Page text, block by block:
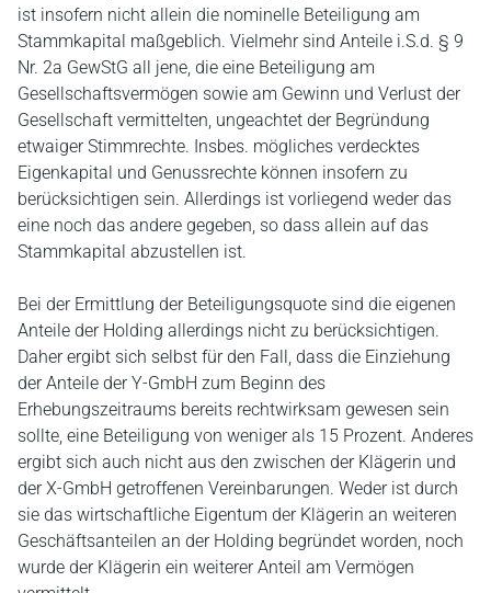
ist insofern nicht allein die nominelle Beteiligung am
Stammkapital maßgeblich. Vielmehr sind Anteile i.S.d. § 9
Nr. 2a GewStG all jene, die eine Beteiligung am
Gesellschaftsvermögen sowie am Gewinn und Verlust der
Gesellschaft vermittelten, ungeachtet der Begründung
etwaiger Stimmrechte. Insbes. mögliches verdecktes
Eigenkapital und Genussrechte können insofern zu
berücksichtigen sein. Allerdings ist vorliegend weder das
eine noch das andere gegeben, so dass allein auf das
Stammkapital abzustellen ist.
Bei der Ermittlung der Beteiligungsquote sind die eigenen
Anteile der Holding allerdings nicht zu berücksichtigen.
Daher ergibt sich selbst für den Fall, dass die Einziehung
der Anteile der Y-GmbH zum Beginn des
Erhebungszeitraums bereits rechtwirksam gewesen sein
sollte, eine Beteiligung von weniger als 15 Prozent. Anderes
ergibt sich auch nicht aus den zwischen der Klägerin und
der X-GmbH getroffenen Vereinbarungen. Weder ist durch
sie das wirtschaftliche Eigentum der Klägerin an weiteren
Geschäftsanteilen an der Holding begründet worden, noch
wurde der Klägerin ein weiterer Anteil am Vermögen